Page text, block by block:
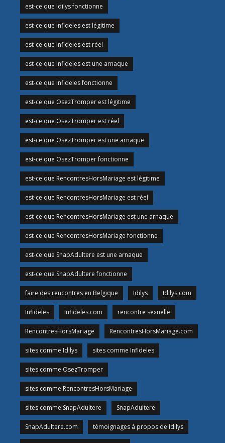
est-ce que Idilys fonctionne
est-ce que Infideles est légitime
est-ce que Infideles est réel
est-ce que Infideles est une arnaque
est-ce que Infideles fonctionne
est-ce que OsezTromper est légitime
est-ce que OsezTromper est réel
est-ce que OsezTromper est une arnaque
est-ce que OsezTromper fonctionne
est-ce que RencontresHorsMariage est légitime
est-ce que RencontresHorsMariage est réel
est-ce que RencontresHorsMariage est une arnaque
est-ce que RencontresHorsMariage fonctionne
est-ce que SnapAdultere est une arnaque
est-ce que SnapAdultere fonctionne
faire des rencontres en Belgique Idilys Idilys.com
Infideles Infideles.com rencontre sexuelle
RencontresHorsMariage RencontresHorsMariage.com
sites comme Idilys sites comme Infideles
sites comme OsezTromper
sites comme RencontresHorsMariage
sites comme SnapAdultere SnapAdultere
SnapAdultere.com témoignages à propos de Idilys